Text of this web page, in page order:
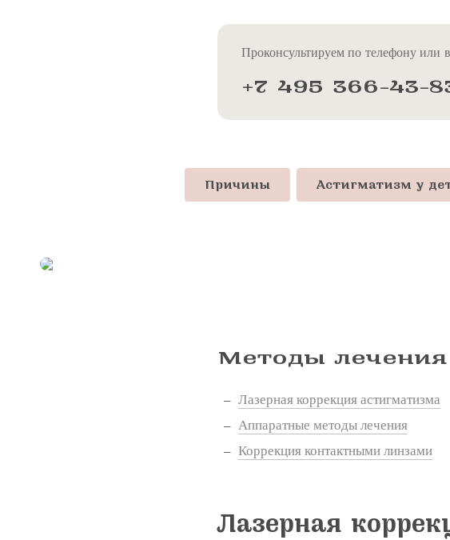
Проконсультируем по телефону или
+7 495 366-43-
Причины Астигматизм у
Методы лечения
Лазерная коррекция астигматизма
Аппаратные методы лечения
Коррекция контактными линзами
Лазерная